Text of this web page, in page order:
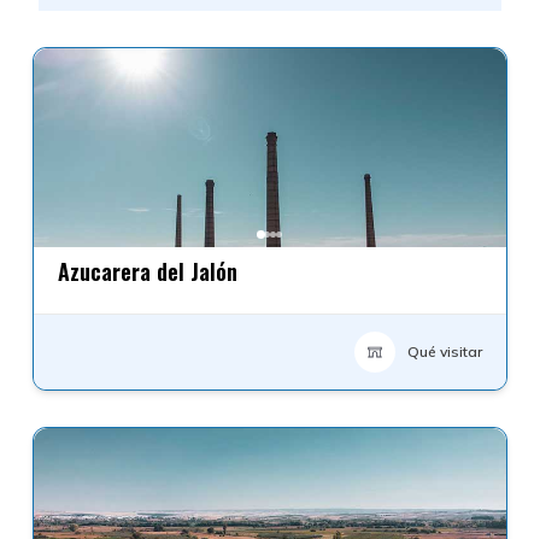
Azucarera del Jalón
Qué visitar